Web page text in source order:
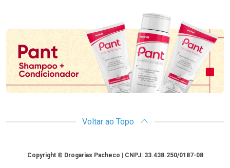
Promoção em Destaque
Voltar ao Topo
CopyrightCopyright © Drogarias Pacheco | CNPJ: 33.438.250/0187-08